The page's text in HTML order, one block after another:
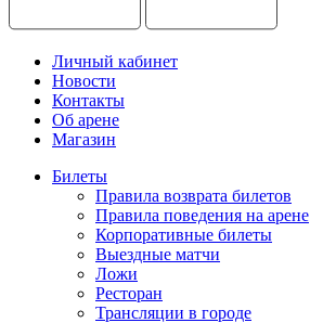
Личный кабинет
Новости
Контакты
Об арене
Магазин
Билеты
Правила возврата билетов
Правила поведения на арене
Корпоративные билеты
Выездные матчи
Ложи
Ресторан
Трансляции в городе